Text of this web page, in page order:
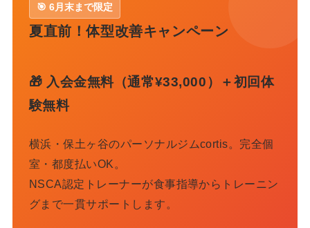
🎯 6月末まで限定
夏直前！体型改善キャンペーン
🎁 入会金無料（通常¥33,000）＋初回体
験無料
横浜・保土ヶ谷のパーソナルジムcortis。完全個
室・都度払いOK。
NSCA認定トレーナーが食事指導からトレーニン
グまで一貫サポートします。